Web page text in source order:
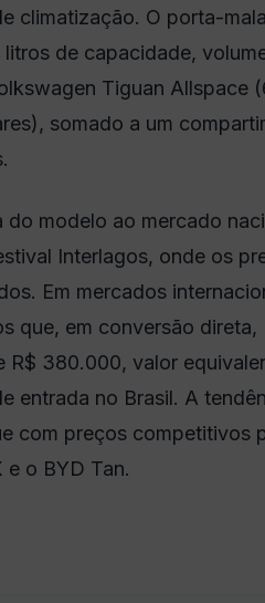
climatização. O porta-
de capacidade,
Tiguan Allspace
somado a um
modelo ao mercado
Interlagos, onde os
Em mercados
que, em conversão direta,
R$ 380.000, valor
entrada no Brasil. A
com preços competitivos
e o BYD Tan.